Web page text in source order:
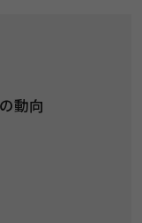
動向